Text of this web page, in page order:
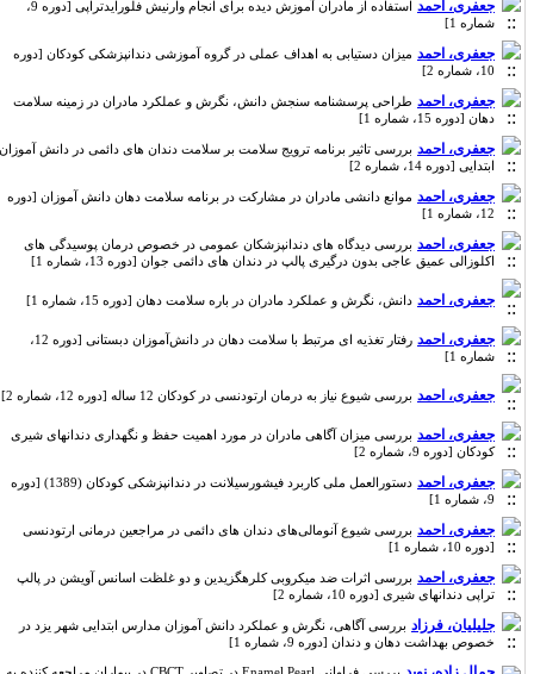
جعفری، احمد
استفاده از مادران آموزش دیده برای انجام وارنیش فلورایدتراپی [دوره 9،
شماره 1]
جعفری، احمد میزان دستیابی به اهداف عملی در گروه آموزشی دندانپزشکی کودکان [دوره
10، شماره 2]
جعفری، احمد طراحی پرسشنامه سنجش دانش، نگرش و عملکرد مادران در زمینه سلامت
دهان [دوره 15، شماره 1]
جعفری، احمد بررسی تاثیر برنامه ترویج سلامت بر سلامت دندان های دائمی در دانش آموزان
ابتدایی [دوره 14، شماره 2]
جعفری، احمد موانع دانشی مادران در مشارکت در برنامه سلامت دهان دانش آموزان [دوره
12، شماره 1]
جعفری، احمد بررسی دیدگاه های دندانپزشکان عمومی در خصوص درمان پوسیدگی های
اکلوزالی عمیق عاجی بدون درگیری پالپ در دندان های دائمی جوان [دوره 13، شماره 1]
جعفری، احمد دانش، نگرش و عملکرد مادران در باره سلامت دهان [دوره 15، شماره 1]
جعفری، احمد
رفتار تغذیه ای مرتبط با سلامت دهان در دانش‌آموزان دبستانی [دوره 12،
شماره 1]
جعفری، احمد بررسی شیوع نیاز به درمان ارتودنسی در کودکان 12 ساله [دوره 12، شماره 2]
جعفری، احمد بررسی میزان آگاهی مادران در مورد اهمیت حفظ و نگهداری دندانهای شیری
کودکان [دوره 9، شماره 2]
جعفری، احمد
دستورالعمل ملی کاربرد فیشورسیلانت در دندانپزشکی کودکان (1389) [دوره
9، شماره 1]
جعفری، احمد بررسی شیوع آنومالی‌های دندان های دائمی در مراجعین درمانی ارتودنسی
[دوره 10، شماره 1]
جعفری، احمد بررسی اثرات ضد میکروبی کلرهگزیدین و دو غلظت اسانس آویشن در پالپ
تراپی دندانهای شیری [دوره 10، شماره 2]
جلیلیان، فرزاد بررسی آگاهی، نگرش و عملکرد دانش آموزان مدارس ابتدایی شهر یزد در
خصوص بهداشت دهان و دندان [دوره 9، شماره 1]